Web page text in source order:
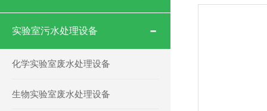
实验室污水处理设备
化学实验室废水处理设备
生物实验室废水处理设备